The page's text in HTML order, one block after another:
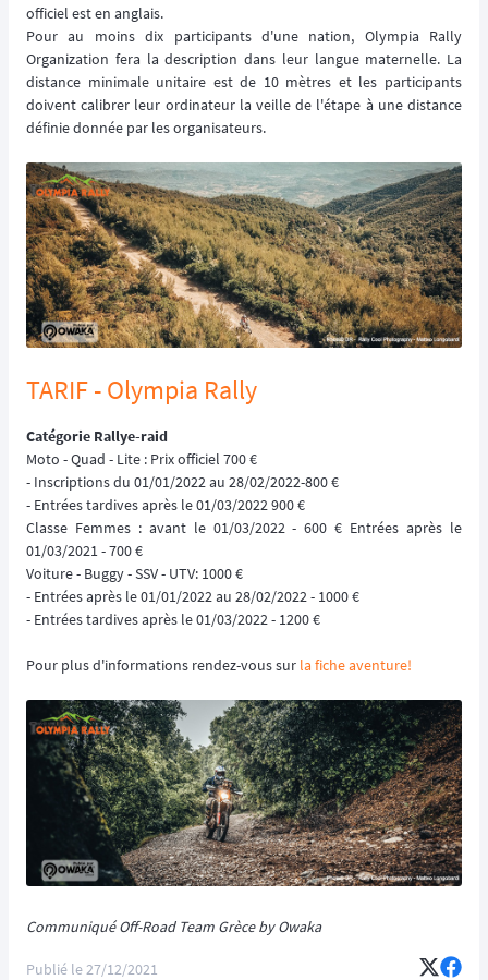
officiel est en anglais.
Pour au moins dix participants d'une nation, Olympia Rally
Organization fera la description dans leur langue maternelle. La
distance minimale unitaire est de 10 mètres et les participants
doivent calibrer leur ordinateur la veille de l'étape à une distance
définie donnée par les organisateurs.
TARIF - Olympia Rally
Catégorie Rallye-raid
Moto - Quad - Lite : Prix officiel 700 €
- Inscriptions du 01/01/2022 au 28/02/2022-800 €
- Entrées tardives après le 01/03/2022 900 €
Classe Femmes : avant le 01/03/2022 - 600 € Entrées après le
01/03/2021 - 700 €
Voiture - Buggy - SSV - UTV: 1000 €
- Entrées après le 01/01/2022 au 28/02/2022 - 1000 €
- Entrées tardives après le 01/03/2022 - 1200 €
Pour plus d'informations rendez-vous sur la fiche aventure!
Communiqué Off-Road Team Grèce by Owaka
Publié le27/12/2021